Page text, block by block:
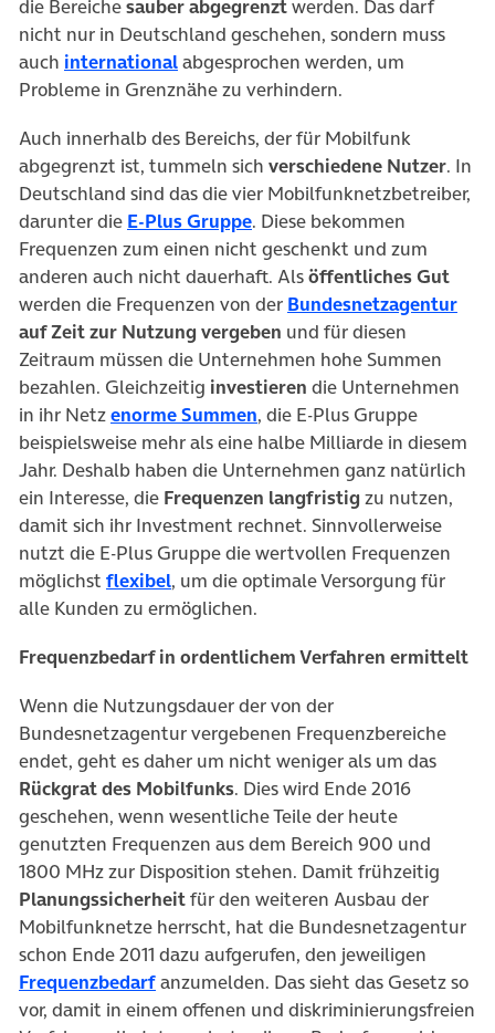
die Bereichesauber abgegrenztwerden. Das darf
nicht nur in Deutschland geschehen, sondern muss
auch internationalabgesprochen werden, um
Probleme in Grenznähe zu verhindern.
Auch innerhalb des Bereichs, der für Mobilfunk
abgegrenzt ist, tummeln sich verschiedene Nutzer. In
Deutschland sind das die vier Mobilfunknetzbetreiber,
darunter die E-Plus Gruppe. Diese bekommen
Frequenzen zum einen nicht geschenkt und zum
anderen auch nicht dauerhaft. Alsöffentliches Gut
werden die Frequenzen von der Bundesnetzagentur
auf Zeit zur Nutzung vergeben und für diesen
Zeitraum müssen die Unternehmen hohe Summen
bezahlen. Gleichzeitig investieren die Unternehmen
in ihr Netzenorme Summen, die E-Plus Gruppe
beispielsweise mehr als eine halbe Milliarde in diesem
Jahr. Deshalb haben die Unternehmen ganz natürlich
ein Interesse, die Frequenzen langfristig zu nutzen,
damit sich ihr Investment rechnet. Sinnvollerweise
nutzt die E-Plus Gruppe die wertvollen Frequenzen
möglichst flexibel, um die optimale Versorgung für
alle Kunden zu ermöglichen.
Frequenzbedarf in ordentlichem Verfahren ermittelt
Wenn die Nutzungsdauer der von der
Bundesnetzagentur vergebenen Frequenzbereiche
endet, geht es daher um nicht weniger als um das
Rückgrat des Mobilfunks. Dies wird Ende 2016
geschehen, wenn wesentliche Teile der heute
genutzten Frequenzen aus dem Bereich 900 und
1800 MHz zur Disposition stehen. Damit frühzeitig
Planungssicherheitfür den weiteren Ausbau der
Mobilfunknetze herrscht, hat die Bundesnetzagentur
schon Ende 2011 dazu aufgerufen, den jeweiligen
Frequenzbedarfanzumelden. Das sieht das Gesetz so
vor, damit in einem offenen und diskriminierungsfreien